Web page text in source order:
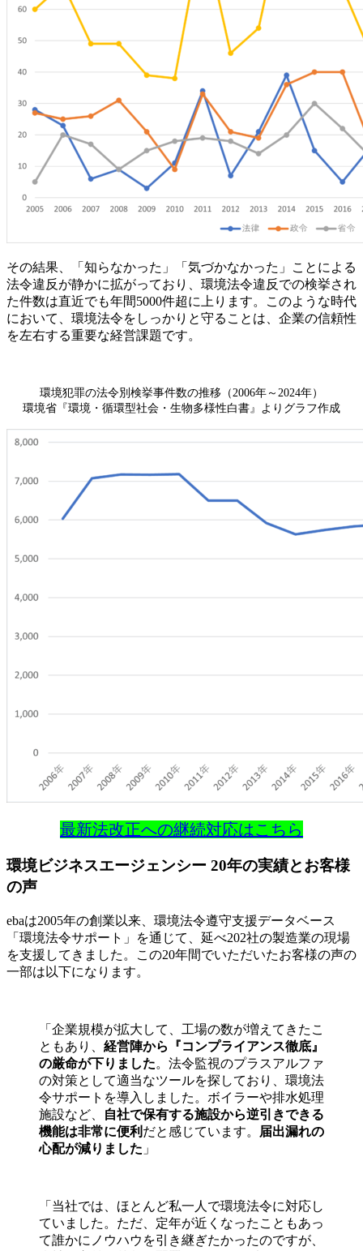
その結果、「知らなかった」「気づかなかった」ことによる
法令違反が静かに拡がっており、環境法令違反での検挙され
た件数は直近でも年間5000件超に上ります。このような時代
において、環境法令をしっかりと守ることは、企業の信頼性
を左右する重要な経営課題です。
環境犯罪の法令別検挙事件数の推移（2006年～2024年）
環境省『環境・循環型社会・生物多様性白書』よりグラフ作成
最新法改正への継続対応はこちら
環境ビジネスエージェンシー 20年の実績とお客様
の声
ebaは2005年の創業以来、環境法令遵守支援データベース
「環境法令サポート」を通じて、延べ202社の製造業の現場
を支援してきました。この20年間でいただいたお客様の声の
一部は以下になります。
「企業規模が拡大して、工場の数が増えてきたこ
ともあり、 経営陣から『コンプライアンス徹底』
の厳命が下りました。法令監視のプラスアルファ
の対策として適当なツールを探しており、環境法
令サポートを導入しました。ボイラーや排水処理
施設など、
自社で保有する施設から逆引きできる
機能は非常に便利 だと感じています。
届出漏れの
心配が減りました 」
「当社では、ほとんど私一人で環境法令に対応し
ていました。ただ、定年が近くなったこともあっ
て誰かにノウハウを引き継ぎたかったのですが、